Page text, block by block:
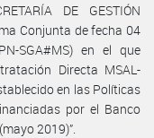
DE GESTIÓN
Conjunta de fecha 04
SGA#MS) en el que
Directa MSAL-
en las Políticas
por el Banco
2019)”.